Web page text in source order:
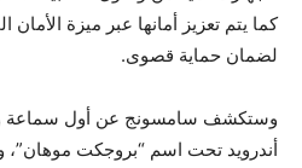
لضمان حماية قصوى.
أندرويد تحت اسم “بروجكت